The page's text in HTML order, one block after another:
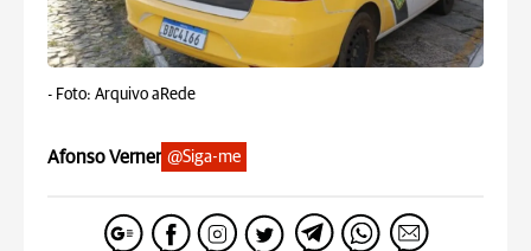
- Foto: Arquivo aRede
Afonso Verner @Siga-me